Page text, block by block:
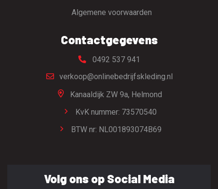
Algemene voorwaarden
Contactgegevens
0492 537 941
verkoop@onlinebedrijfskleding.nl
Kanaaldijk ZW 9a, Helmond
KvK nummer: 73570540
BTW nr: NL001893074B69
Volg ons op Social Media